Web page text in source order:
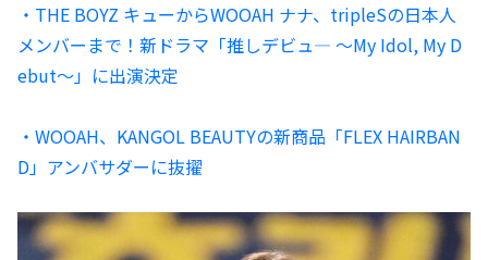
・THE BOYZ キューからWOOAH ナナ、tripleSの日本人
メンバーまで！新ドラマ「推しデビュ― ～My Idol, My D
ebut～」に出演決定
・WOOAH、KANGOL BEAUTYの新商品「FLEX HAIRBAN
D」アンバサダーに抜擢